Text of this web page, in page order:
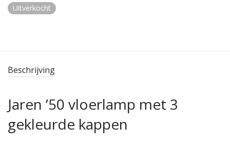
Uitverkocht
Beschrijving
Jaren ’50 vloerlamp met 3
gekleurde kappen